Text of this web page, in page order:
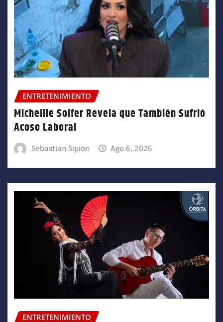
ENTRETENIMIENTO
Micheille Soifer Revela que También Sufrió
Acoso Laboral
Sebastian Sipión Ago 6, 2026
ENTRETENIMIENTO